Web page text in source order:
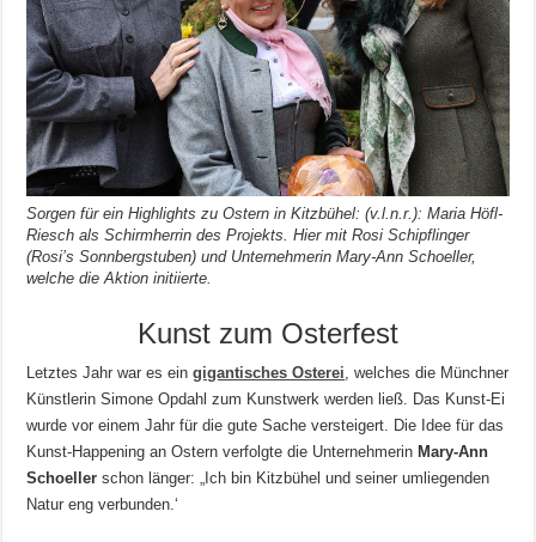
Sorgen für ein Highlights zu Ostern in Kitzbühel: (v.l.n.r.): Maria Höfl-
Riesch als Schirmherrin des Projekts. Hier mit Rosi Schipflinger
(Rosi’s Sonnbergstuben) und Unternehmerin Mary-Ann Schoeller,
welche die Aktion initiierte.
Kunst zum Osterfest
Letztes Jahr war es eingigantisches Osterei, welches die Münchner
Künstlerin Simone Opdahl zum Kunstwerk werden ließ. Das Kunst-Ei
wurde vor einem Jahr für die gute Sache versteigert. Die Idee für das
Kunst-Happening an Ostern verfolgte die Unternehmerin Mary-Ann
Schoellerschon länger: „Ich bin Kitzbühel und seiner umliegenden
Natur eng verbunden.‘